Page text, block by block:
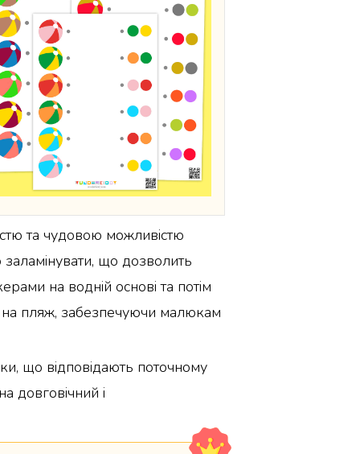
та чудовою можливістю
що дозволить
на водній основі та потім
на пляж, забезпечуючи малюкам
що відповідають поточному
довговічний і